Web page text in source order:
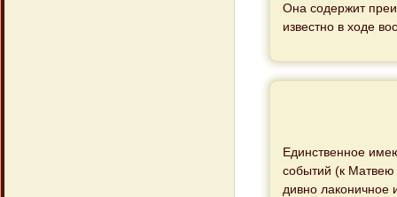
Она содержит
известно в ходе
Единственное
событий (к
дивно лаконичное